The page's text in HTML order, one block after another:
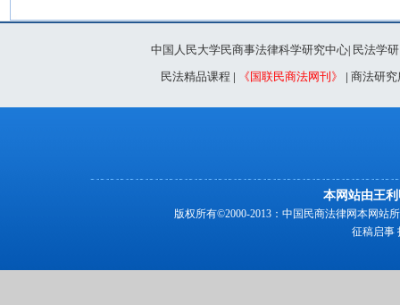
中国人民大学民商事法律科学研究中心| 民法学
民法精品课程 | 《国联民商法网刊》 | 商法研究
本网站由王
版权所有©2000-2013：中国民商法律网本网站
征稿启事